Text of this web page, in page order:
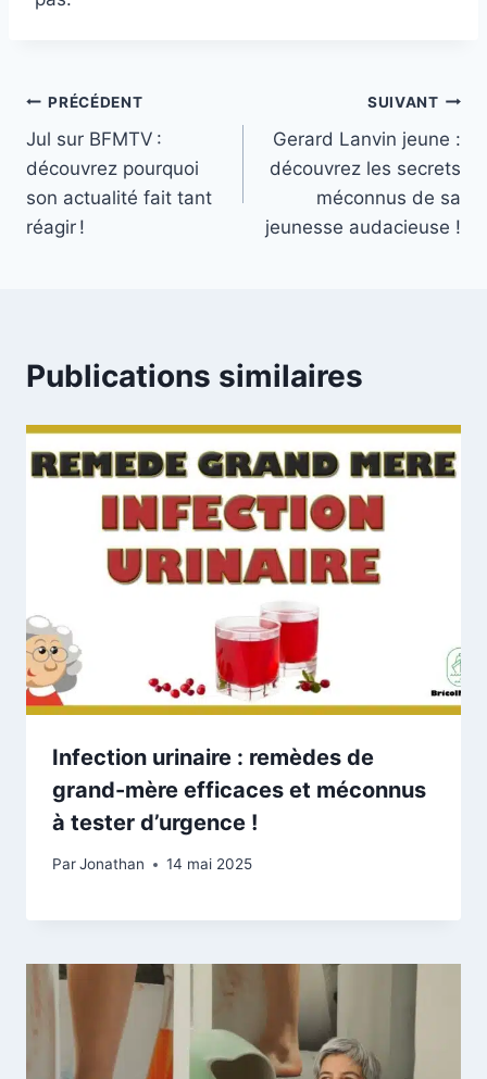
Navigation
de
l’article
PRÉCÉDENT
Jul sur BFMTV :
découvrez pourquoi
son actualité fait tant
réagir !
SUIVANT
Gerard Lanvin jeune :
découvrez les secrets
méconnus de sa
jeunesse audacieuse !
Publications similaires
Infection urinaire : remèdes de
grand-mère efficaces et méconnus
à tester d’urgence !
ParJonathan 14 mai 2025